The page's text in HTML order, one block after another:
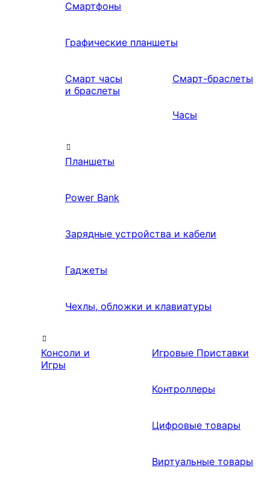
Смартфоны
Графические планшеты
Смарт часы
и браслеты
Смарт-браслеты
Часы
Планшеты
Power Bank
Зарядные устройства и кабели
Гаджеты
Чехлы, обложки и клавиатуры
Консоли и
Игры
Игровые Приставки
Контроллеры
Цифровые товары
Виртуальные товары